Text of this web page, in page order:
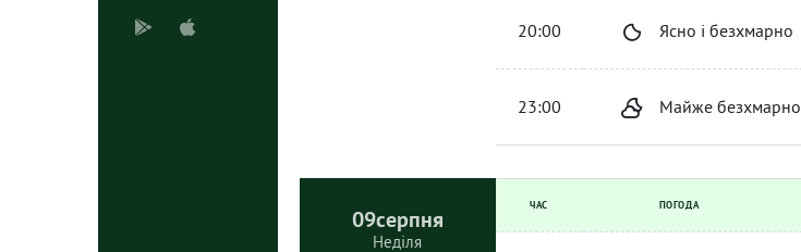
20:00 Ясно і безхмарно
23:00 Майже безхмарно
09серпня
Неділя
ЧАС ПОГОДА